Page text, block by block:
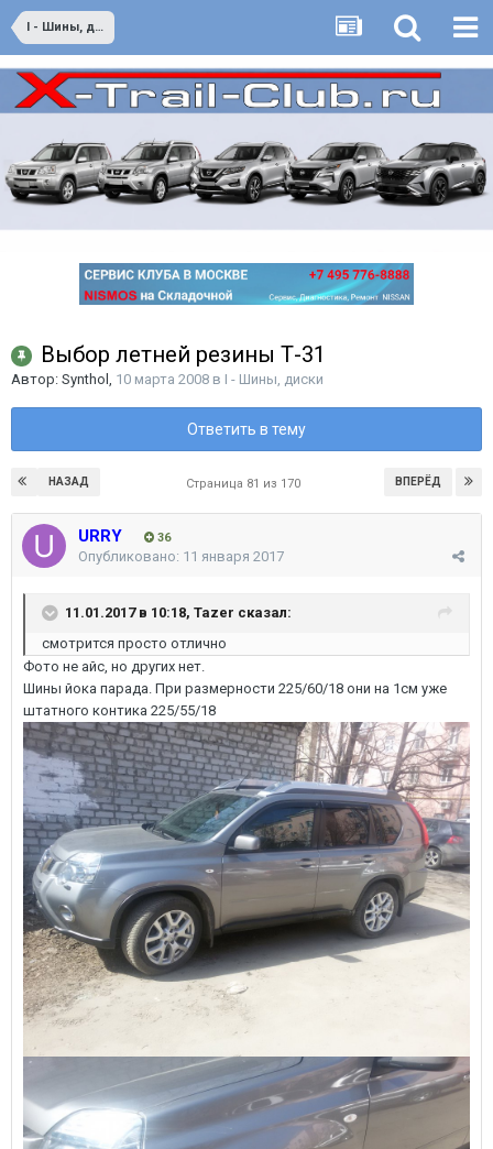
I - Шины, диски
Выбор летней резины Т-31
Автор: Synthol 10 марта 2008 в I - Шины, диски
Ответить в тему
НАЗАД ВПЕРЁД
Страница 81 из 170
URRY 36
Опубликовано: 11 января 2017
11.01.2017 в 10:18, Tazer сказал:
смотрится просто отлично
Фото не айс, но других нет.
Шины йока парада. При размерности 225/60/18 они на 1см уже
штатного контика 225/55/18